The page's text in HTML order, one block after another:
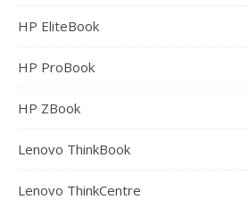
HP EliteBook
HP ProBook
HP ZBook
Lenovo ThinkBook
Lenovo ThinkCentre